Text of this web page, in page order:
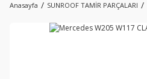
Anasayfa SUNROOF TAMİR PARÇALARI